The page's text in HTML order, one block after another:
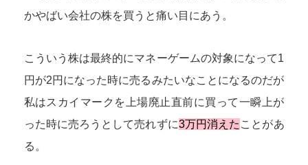
かやばい会社の株を買うと痛い目にあう。
こういう株は最終的にマネーゲームの対象になって1
円が2円になった時に売るみたいなことになるのだが
私はスカイマークを上場廃止直前に買って一瞬上が
った時に売ろうとして売れずに3万円消えた ことがあ
る。